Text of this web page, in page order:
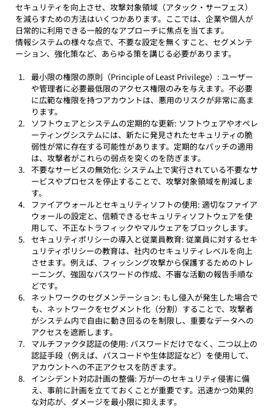
セキュリティを向上させ、攻撃対象領域（アタック・サーフェス）
を減らすための方法はいくつかあります。ここでは、企業や個人が
日常的に利用できる一般的なアプローチに焦点を当てます。
情報システムの様々な点で、不要な設定を無くすこと、セグメンテ
ーション、強化策など、あらゆる策を講じる必要があります。
最小限の権限の原則（Principle of Least Privilege）: ユーザー
や管理者に必要最低限のアクセス権限のみを与えます。不必要
に広範な権限を持つアカウントは、悪用のリスクが非常に高ま
ります。
ソフトウェアとシステムの定期的な更新: ソフトウェアやオペレ
ーティングシステムには、新たに発見されたセキュリティの脆
弱性が常に存在する可能性があります。定期的なパッチの適用
は、攻撃者がこれらの弱点を突くのを防ぎます。
不要なサービスの無効化: システム上で実行されている不要なサ
ービスやプロセスを停止することで、攻撃対象領域を削減しま
す。
ファイアウォールとセキュリティソフトの使用: 適切なファイア
ウォールの設定と、信頼できるセキュリティソフトウェアを使
用して、不正なトラフィックやマルウェアをブロックします。
セキュリティポリシーの導入と従業員教育: 従業員に対するセキ
ュリティポリシーの教育は、社内のセキュリティレベルを向上
させます。例えば、フィッシング攻撃から保護するためのトレ
ーニング、強固なパスワードの作成、不審な活動の報告手順な
どです。
ネットワークのセグメンテーション: もし侵入が発生した場合で
も、ネットワークをセグメント化（分割）することで、攻撃者
がシステム内で自由に動き回るのを制限し、重要なデータへの
アクセスを遮断します。
マルチファクタ認証の使用: パスワードだけでなく、二つ以上の
認証手段（例えば、パスコードや生体認証など）を使用して、
アカウントへの不正アクセスを防ぎます。
インシデント対応計画の整備: 万が一のセキュリティ侵害に備
え、事前に計画を立てておくことが重要です。迅速かつ効果的
な対応が、ダメージを最小限に抑えます。